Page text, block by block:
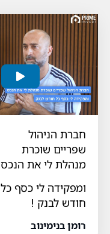
חברת הניהול
שפריים שוכרת
מנהלת לי את הנכס
ומפקידה לי כסף כל
חודש לבנק !
רומן בנימינוב